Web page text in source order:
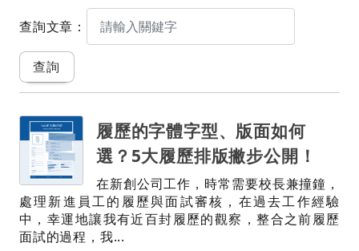
查詢文章：
履歷的字體字型、版面如何
選？5大履歷排版撇步公開！
在新創公司工作，時常需要校長兼撞鐘，
處理新進員工的履歷與面試審核，在過去工作經驗
中，幸運地讓我有近百封履歷的觀察，整合之前履歷
面試的過程，我...